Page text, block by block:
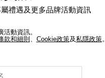
禮遇及更多品牌活動資訊
動資訊。
款和細則 Cookie政策及私隱政策。